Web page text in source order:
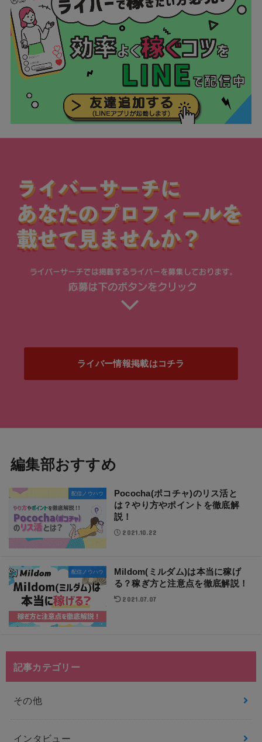
ライバー情報掲載はコチラ
編集部おすすめ
配信ノウハウ
Pococha(ポコチャ)のリス活と
は？やり方やポイントを徹底解
説！
2021.10.22
配信ノウハウ
Mildom(ミルダム)は本当に稼げ
る？稼ぎ方と注意点を徹底解説！
2021.07.07
記事カテゴリー
その他
インタビュー